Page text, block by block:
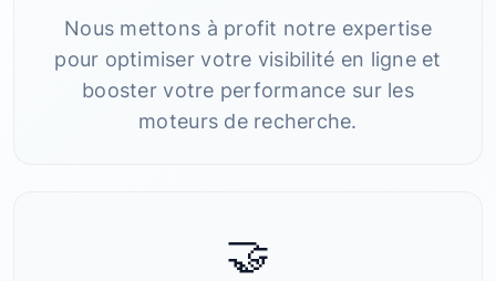
Nous mettons à profit notre expertise
pour optimiser votre visibilité en ligne et
booster votre performance sur les
moteurs de recherche.
🤝